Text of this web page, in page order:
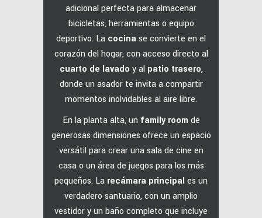
adicional perfecta para almacenar
bicicletas, herramientas o equipo
deportivo. La cocinase convierte en el
corazón del hogar, con acceso directo al
cuarto de lavado y al patio trasero,
donde un asador te invita a compartir
momentos inolvidables al aire libre.
En la planta alta, un family room de
generosas dimensiones ofrece un espacio
versátil para crear una sala de cine en
casa o un área de juegos para los más
pequeños. La recámara principal es un
verdadero santuario, con un amplio
vestidor y un baño completo que incluye